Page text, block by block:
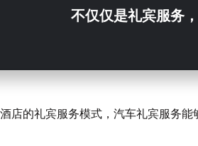
不仅仅是礼宾服务
店的礼宾服务模式，汽车礼宾服务能